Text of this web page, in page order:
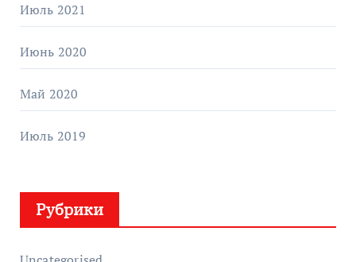
Июль 2021
Июнь 2020
Май 2020
Июль 2019
Рубрики